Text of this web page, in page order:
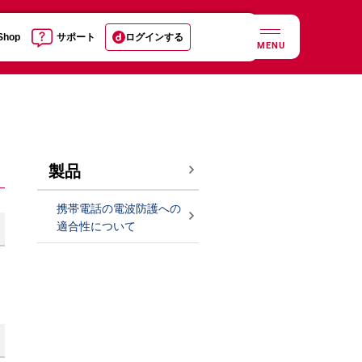
サポート ログインする
MENU
製品
携帯電話の電波防護への
適合性について